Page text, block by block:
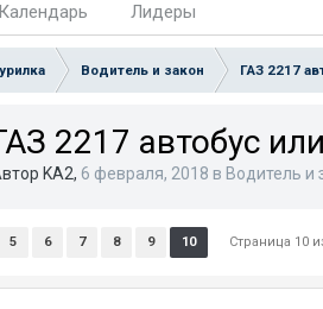
Календарь Лидеры
Водитель и закон ГАЗ 2217
2217 автобус
KA2, 6 февраля, 2018 в Водитель и
5 6 7 8 9 10 Страница 10